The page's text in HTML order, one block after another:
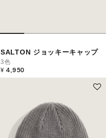
SALTON ジョッキーキャップ
3色
¥ 4,950